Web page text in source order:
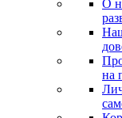
О
на